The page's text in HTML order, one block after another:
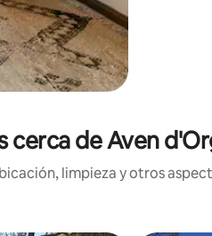
cerca de Aven
limpieza y otros